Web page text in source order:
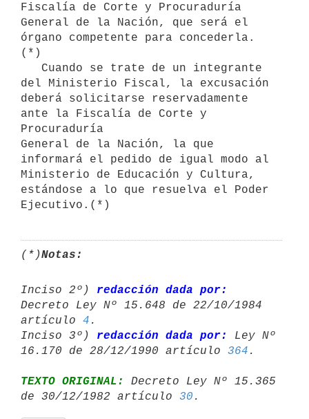
Fiscalía de Corte y Procuraduría
General de la Nación, que será el
órgano competente para concederla.
(*)
del Ministerio Fiscal, la excusación
deberá solicitarse reservadamente
ante la Fiscalía de Corte y
Procuraduría
General de la Nación, la que
informará el pedido de igual modo al
Ministerio de Educación y Cultura,
estándose a lo que resuelva el Poder
(*)Notas:
Inciso 2º) redacción dada por:
Decreto Ley Nº 15.648 de 22/10/1984
artículo 4 .
Inciso 3º) redacción dada por:
Ley Nº
16.170 de 28/12/1990 artículo 364
TEXTO ORIGINAL:
Decreto Ley Nº 15.365
de 30/12/1982 artículo 30